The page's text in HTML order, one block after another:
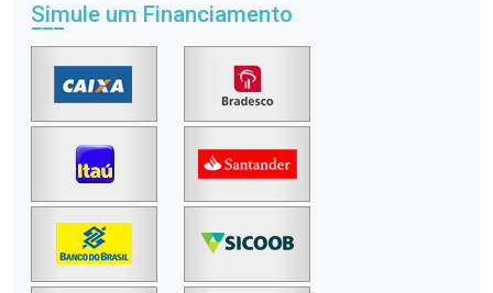
Simule um Financiamento